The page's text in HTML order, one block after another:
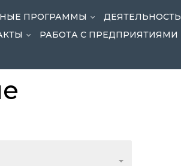
ПРОГРАММЫ ДЕЯТЕЛЬНОСТЬ
РАБОТА С ПРЕДПРИЯТИЯМИ